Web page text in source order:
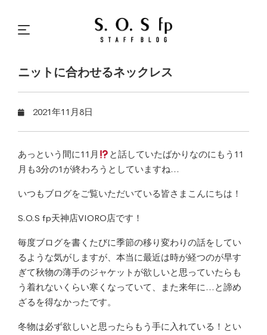
ニットに合わせるネックレス
2021年11月8日
あっという間に11月
と話していたばかりなのにもう11
月も3分の1が終わろうとしていますね…
いつもブログをご覧いただいている皆さまこんにちは！
S.O.S fp天神店VIORO店です！
毎度ブログを書くたびに季節の移り変わりの話をしてい
るような気がしますが、本当に最近は時が経つのが早す
ぎて秋物の薄手のジャケットが欲しいと思っていたらも
う着れないくらい寒くなっていて、また来年に…と諦め
ざるを得なかったです。
冬物は必ず欲しいと思ったらもう手に入れている！とい